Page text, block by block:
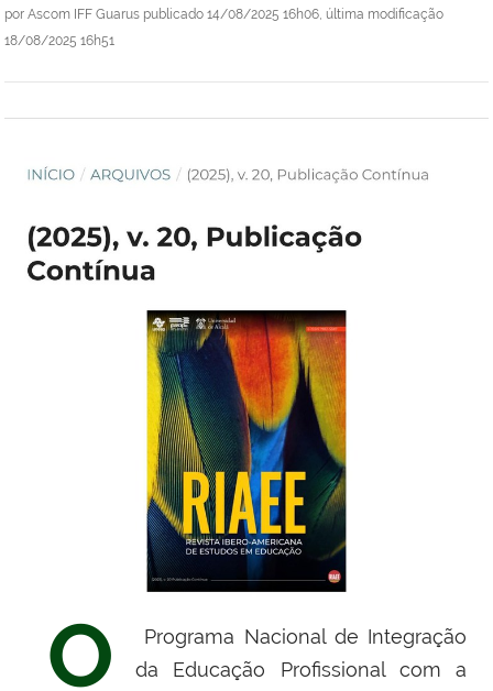
por Ascom IFF Guarus publicado 14/08/2025 16h06, última modificação
18/08/2025 16h51
O
Programa Nacional de Integração
da Educação Profissional com a